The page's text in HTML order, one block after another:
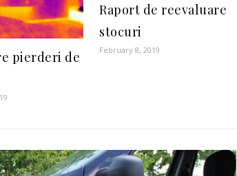
pierderi de
Raport de reevaluare
stocuri
February 8, 2019